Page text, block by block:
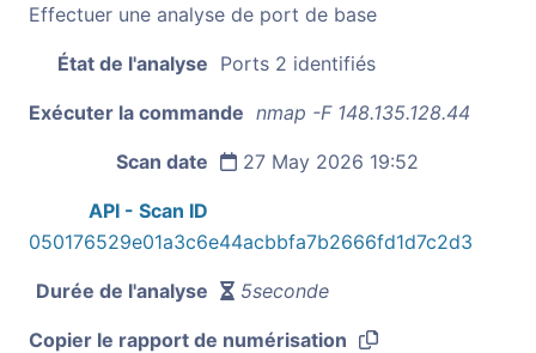
Effectuer une analyse de port de base
État de l'analyse Ports 2 identifiés
Exécuter la commande nmap -F 148.135.128.44
Scan date 27 May 2026 19:52
API - Scan ID
050176529e01a3c6e44acbbfa7b2666fd1d7c2d3
Durée de l'analyse 5seconde
Copier le rapport de numérisation